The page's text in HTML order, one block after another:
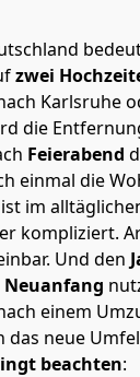
zwei
Karlsruhe
die
Feierabend
einmal die
im
kompliziert.
Und den
einem
das neue
beachten: